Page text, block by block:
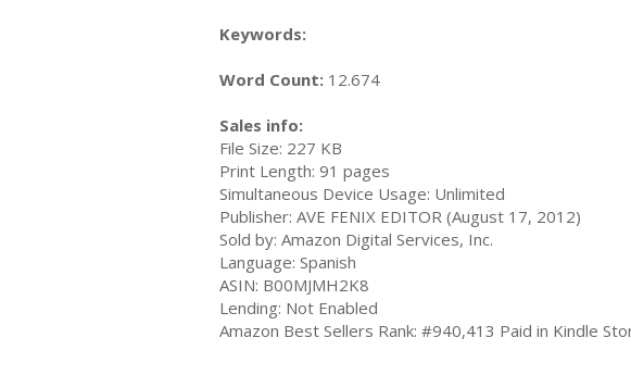
Keywords:
Word Count: 12.674
Sales info:
File Size: 227 KB
Print Length: 91 pages
Simultaneous Device Usage: Unlimited
Publisher: AVE FENIX EDITOR (August 17, 2012)
Sold by: Amazon Digital Services, Inc.
Language: Spanish
ASIN: B00MJMH2K8
Lending: Not Enabled
Amazon Best Sellers Rank: #940,413 Paid in Kindle